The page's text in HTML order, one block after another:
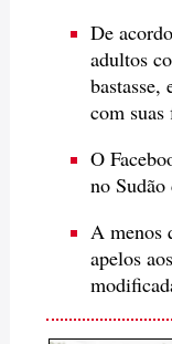
De
adultos
bastasse,
com
O
no Sudão
A menos
apelos